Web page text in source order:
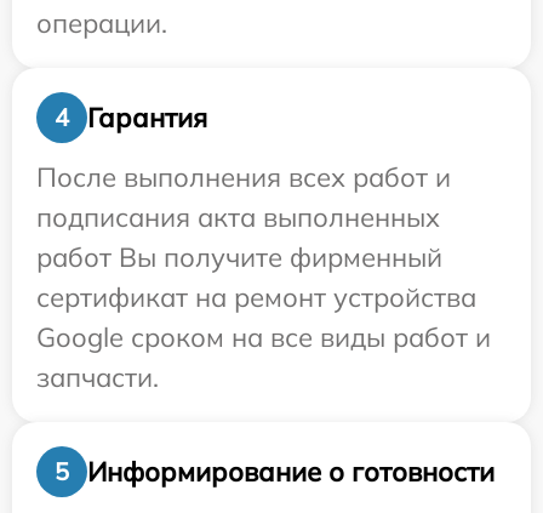
операции.
4
Гарантия
После выполнения всех работ и
подписания акта выполненных
работ Вы получите фирменный
сертификат на ремонт устройства
Google сроком на все виды работ и
запчасти.
5
Информирование о готовности